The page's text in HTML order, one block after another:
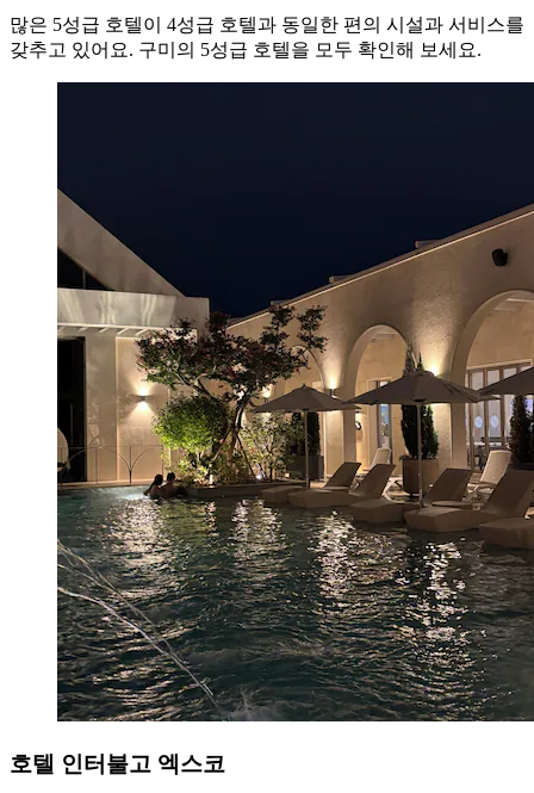
많은 5성급 호텔이 4성급 호텔과 동일한 편의 시설과 서비스를
갖추고 있어요. 구미의 5성급 호텔을 모두 확인해 보세요.
호텔 인터불고 엑스코